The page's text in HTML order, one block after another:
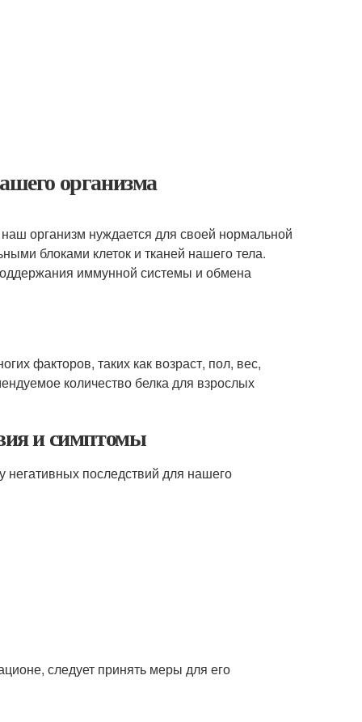
организма
организм нуждается для своей нормальной
блоками клеток и тканей нашего тела.
иммунной системы и обмена
факторов, таких как возраст, пол, вес,
количество белка для взрослых
и симптомы
негативных последствий для нашего
следует принять меры для его